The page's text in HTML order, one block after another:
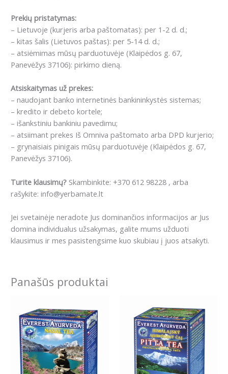
Prekių pristatymas:
– Lietuvoje (kurjeris arba paštomatas): per 1-2 d. d.;
– kitas šalis (Lietuvos paštas): per 5-14 d. d.;
– atsiėmimas mūsų parduotuvėje (Klaipėdos g. 67,
Panevėžys 37106): pirkimo dieną.
Atsiskaitymas už prekes:
– naudojant banko internetinės bankininkystės sistemas;
– kredito ir debeto kortele;
– išankstiniu bankiniu pavedimu;
– atsiimant prekes Iš Omniva paštomato arba DPD kurjerio;
– grynaisiais pinigais mūsų parduotuvėje (Klaipėdos g. 67,
Panevėžys 37106).
Turite klausimų? Skambinkite: +370 612 98228 , arba
rašykite: info@yerbamate.lt
Jei svetainėje neradote Jus dominančios informacijos ar Jus
domina individualus užsakymas, galite mums užduoti
klausimus ir mes pasistengsime kuo skubiau į juos atsakyti.
Panašūs produktai